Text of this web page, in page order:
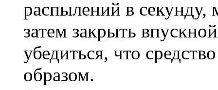
распылений в секунду,
затем закрыть
убедиться, что
образом.